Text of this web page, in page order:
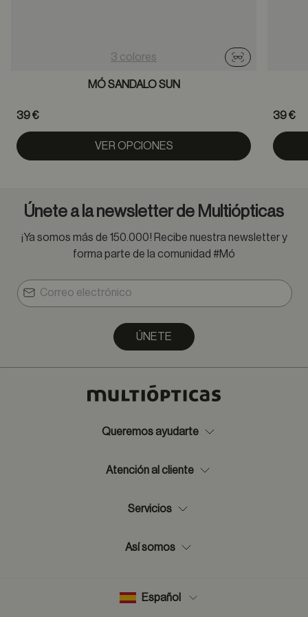
3 colores
Probador
MÓ SANDALO SUN
39 €
VER OPCIONES
39 €
Únete a la newsletter de Multiópticas
¡Ya somos más de 150.000! Recibe nuestra newsletter y
forma parte de la comunidad #Mó
ÚNETE
Queremos ayudarte
Atención al cliente
Servicios
Así somos
Español